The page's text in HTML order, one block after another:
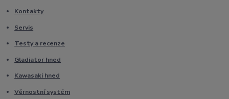
Kontakty
Servis
Testy a recenze
Gladiator hned
Kawasaki hned
Věrnostní systém